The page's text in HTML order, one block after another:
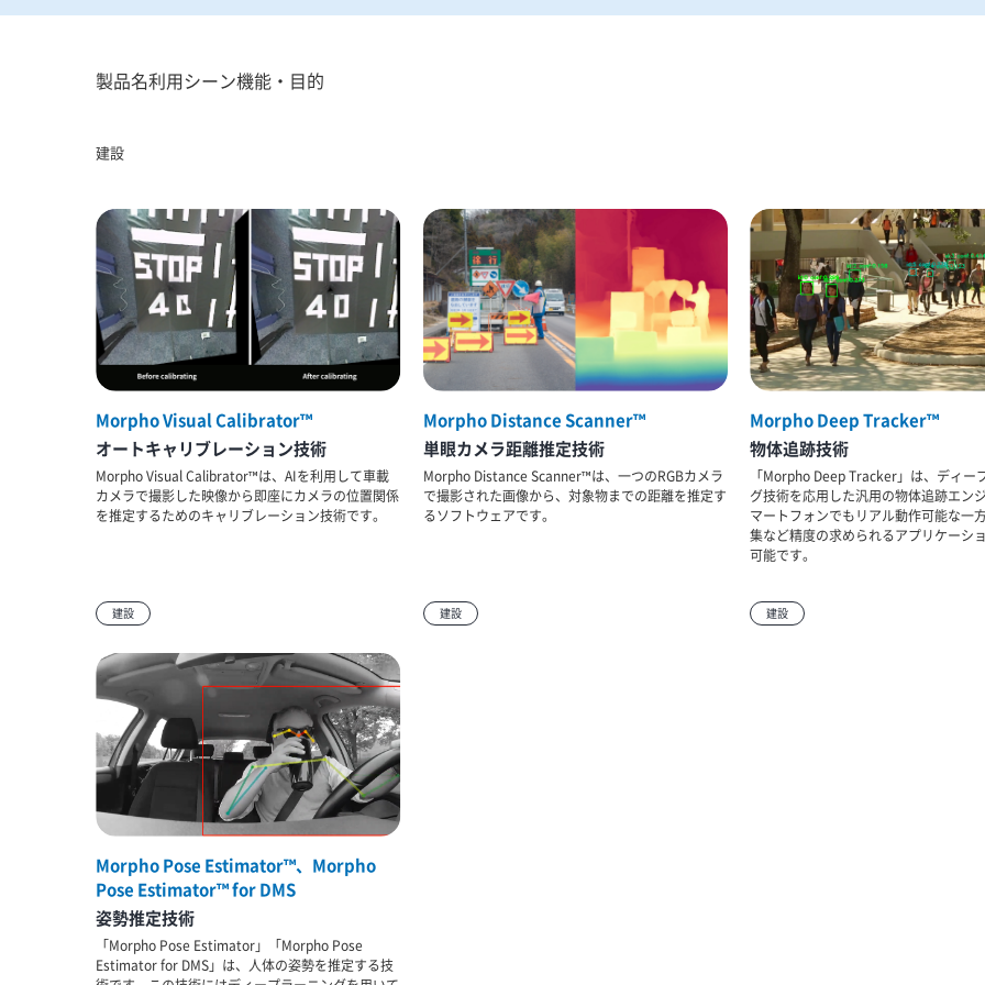
製品名利用シーン機能・目的
建設
Morpho Visual Calibrator™
オートキャリブレーション技術
Morpho Visual Calibrator™は、AIを利用して車載
カメラで撮影した映像から即座にカメラの位置関係
を推定するためのキャリブレーション技術です。
建設
Morpho Distance Scanner™
単眼カメラ距離推定技術
Morpho Distance Scanner™は、一つのRGBカメラ
で撮影された画像から、対象物までの距離を推定す
るソフトウェアです。
建設
Morpho Deep Tracker™
物体追跡技術
「Morpho Deep Tracker」は、ディー
グ技術を応用した汎用の物体追跡エン
マートフォンでもリアル動作可能な一
集など精度の求められるアプリケーシ
可能です。
建設
Morpho Pose Estimator™、Morpho
Pose Estimator™ for DMS
姿勢推定技術
「Morpho Pose Estimator」「Morpho Pose
Estimator for DMS」は、人体の姿勢を推定する技